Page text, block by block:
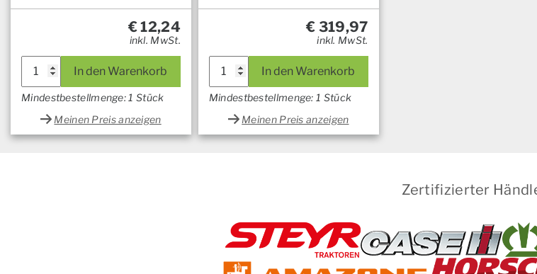
€12,24
inkl. MwSt.
In den Warenkorb
Mindestbestellmenge: 1 Stück
Meinen Preis anzeigen
€ 319,97
inkl. MwSt.
In den Warenkorb
Mindestbestellmenge: 1 Stück
Meinen Preis anzeigen
Zertifizierter